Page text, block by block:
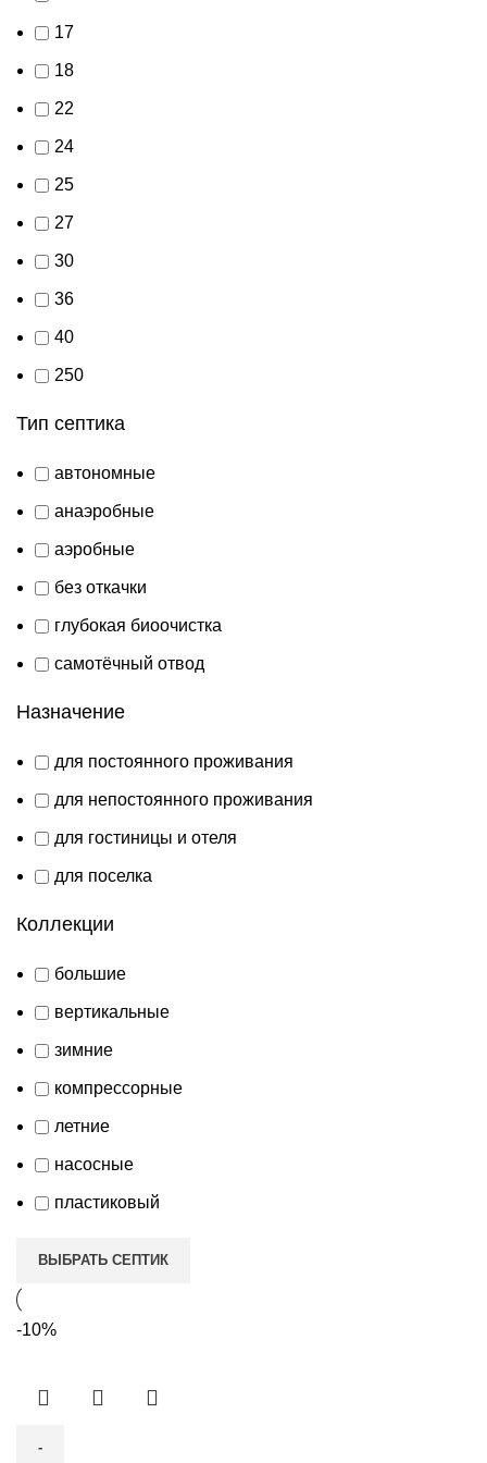
17
18
22
24
25
27
30
36
40
250
Тип септика
автономные
анаэробные
аэробные
без откачки
глубокая биоочистка
самотёчный отвод
Назначение
для постоянного проживания
для непостоянного проживания
для гостиницы и отеля
для поселка
Коллекции
большие
вертикальные
зимние
компрессорные
летние
насосные
пластиковый
ВЫБРАТЬ СЕПТИК
-10%